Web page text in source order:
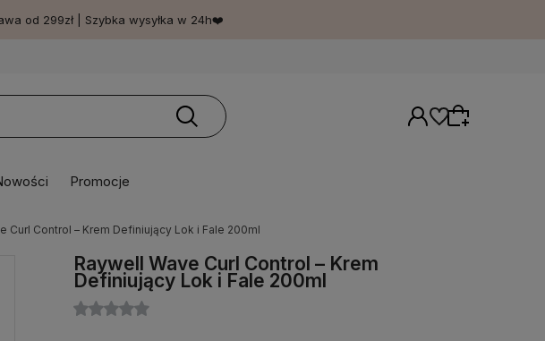
od 299zł | Szybka wysyłka w 24h❤️
Wybierz coś dla siebie z naszej aktualnej
oferty lub zaloguj się, aby przywrócić dodane
produkty do listy z poprzedniej sesji.
Promocje
Curl Control – Krem Definiujący Lok i Fale 200ml
Raywell Wave Curl Control – Krem
Definiujący Lok i Fale 200ml